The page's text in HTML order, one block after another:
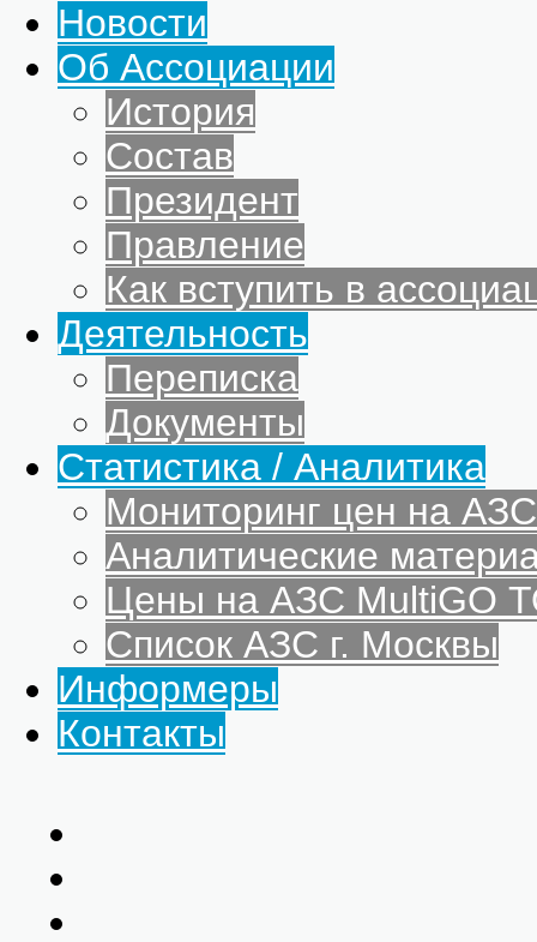
Новости
Об Ассоциации
История
Состав
Президент
Правление
Как вступить в
Деятельность
Переписка
Документы
Статистика / Аналитика
Мониторинг цен на
Аналитические
Цены на АЗС MultiGO
Список АЗС г. Москвы
Информеры
Контакты